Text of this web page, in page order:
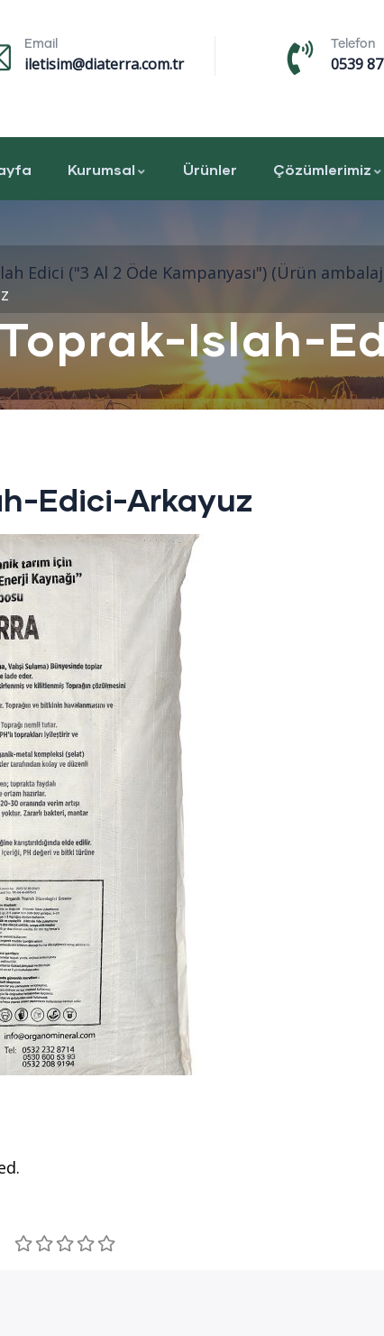
Email
iletisim@diaterra.com.tr
Telefon
0539
Kurumsal Ürünler Çözümlerimiz
Edici ("3 Al 2 Öde Kampanyası") (Ürün
Islah-
Edici-Arkayuz